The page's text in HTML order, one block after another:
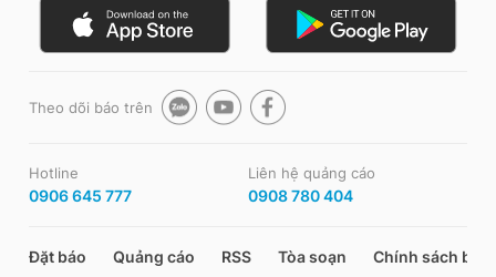
Theo dõi báo trên
Hotline
0906 645 777
Liên hệ quảng cáo
0908 780 404
Đặt báo Quảng cáo RSS Tòa soạn Chính sách bảo